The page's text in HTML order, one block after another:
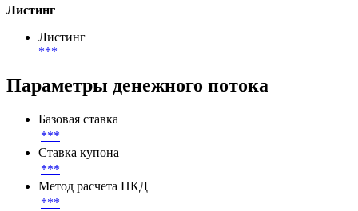
Листинг
Листинг
***
Параметры денежного потока
Базовая ставка
***
Ставка купона
***
Метод расчета НКД
***